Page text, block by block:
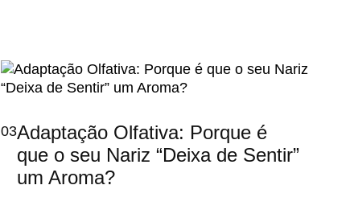
03Adaptação Olfativa: Porque é
que o seu Nariz “Deixa de Sentir”
um Aroma?